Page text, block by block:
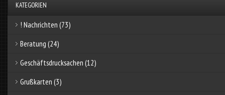
KATEGORIEN
! Nachrichten (73)
Beratung (24)
Geschäftsdrucksachen (12)
Grußkarten (3)